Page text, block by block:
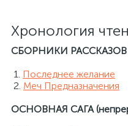
Хронология
СБОРНИКИ РАССКАЗОВ
1. Последнее желание
2. Меч Предназначения
ОСНОВНАЯ САГА